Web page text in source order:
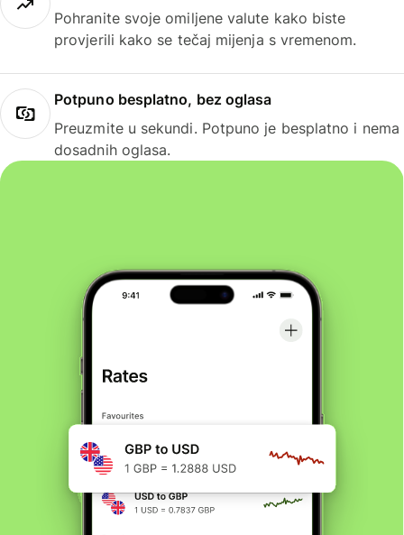
Pohranite svoje omiljene valute kako biste
provjerili kako se tečaj mijenja s vremenom.
Potpuno besplatno, bez oglasa
Preuzmite u sekundi. Potpuno je besplatno i nema
dosadnih oglasa.